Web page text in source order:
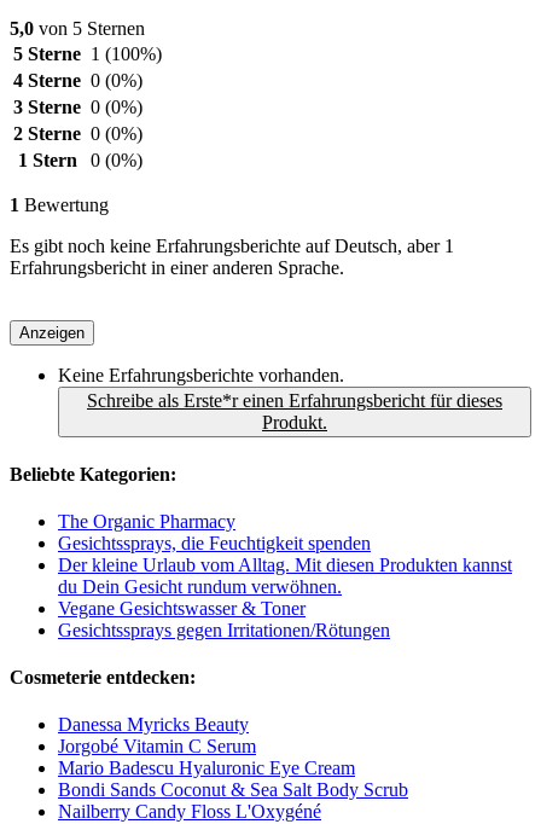
5,0 von 5 Sternen
5 Sterne 1 (100%)
4 Sterne 0 (0%)
3 Sterne 0 (0%)
2 Sterne 0 (0%)
1 Stern
0 (0%)
1 Bewertung
Es gibt noch keine Erfahrungsberichte auf Deutsch, aber 1
Erfahrungsbericht in einer anderen Sprache.
Anzeigen
Keine Erfahrungsberichte vorhanden.
Schreibe als Erste*r einen Erfahrungsbericht für dieses
Produkt.
Beliebte Kategorien:
The Organic Pharmacy
Gesichtssprays, die Feuchtigkeit spenden
Der kleine Urlaub vom Alltag. Mit diesen Produkten kannst
du Dein Gesicht rundum verwöhnen.
Vegane Gesichtswasser & Toner
Gesichtssprays gegen Irritationen/Rötungen
Cosmeterie entdecken:
Danessa Myricks Beauty
Jorgobé Vitamin C Serum
Mario Badescu Hyaluronic Eye Cream
Bondi Sands Coconut & Sea Salt Body Scrub
Nailberry Candy Floss L'Oxygéné